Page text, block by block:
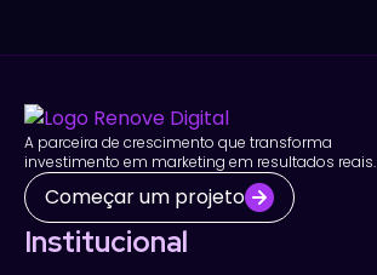
A parceira de crescimento que transforma
investimento em marketing em resultados reais.
Começar um projeto
Institucional